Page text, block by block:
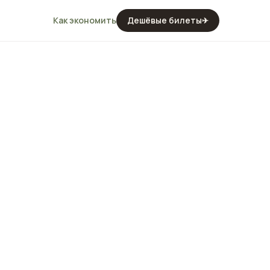
Как экономить Дешёвые билеты✈